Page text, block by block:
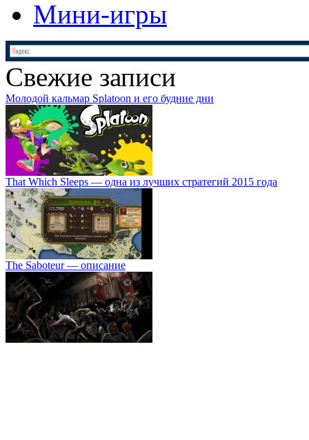
Мини-игры
Свежие записи
Молодой кальмар Splatoon и его будние дни
That Which Sleeps — одна из лучших стратегий 2015 года
The Saboteur — описание